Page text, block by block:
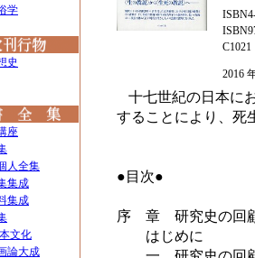
学
史
座
人全集
集成
集成
文化
論大成
C1021
2016
十七世紀の日本に
することにより、死
●目次●
序 章 研究史の回
はじめに